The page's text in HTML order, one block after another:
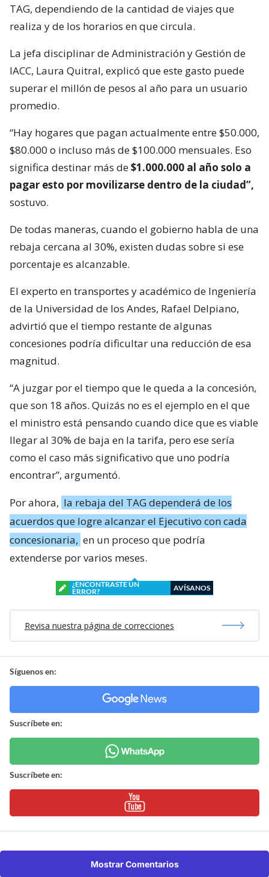
TAG, dependiendo de la cantidad de viajes que
realiza y de los horarios en que circula.
La jefa disciplinar de Administración y Gestión de
IACC, Laura Quitral, explicó que este gasto puede
superar el millón de pesos al año para un usuario
promedio.
“Hay hogares que pagan actualmente entre $50.000,
$80.000 o incluso más de $100.000 mensuales. Eso
significa destinar más de$1.000.000 al año solo a
pagar esto por movilizarse dentro de la ciudad”,
sostuvo.
De todas maneras, cuando el gobierno habla de una
rebaja cercana al 30%, existen dudas sobre si ese
porcentaje es alcanzable.
El experto en transportes y académico de Ingeniería
de la Universidad de los Andes, Rafael Delpiano,
advirtió que el tiempo restante de algunas
concesiones podría dificultar una reducción de esa
magnitud.
“A juzgar por el tiempo que le queda a la concesión,
que son 18 años. Quizás no es el ejemplo en el que
el ministro está pensando cuando dice que es viable
llegar al 30% de baja en la tarifa, pero ese sería
como el caso más significativo que uno podría
encontrar”, argumentó.
Por ahora, la rebaja del TAG dependerá de los
acuerdos que logre alcanzar el Ejecutivo con cada
concesionaria, en un proceso que podría
extenderse por varios meses.
¿ENCONTRASTE UN
ERROR?
AVÍSANOS
Revisa nuestra página de correcciones
Síguenos en:
Suscríbete en:
Suscríbete en:
Mostrar Comentarios